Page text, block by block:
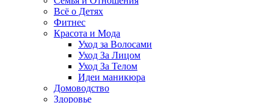
Всё о Детях
Фитнес
Красота и Мода
Уход за Волосами
Уход За Лицом
Уход За Телом
Идеи маникюра
Домоводство
Здоровье